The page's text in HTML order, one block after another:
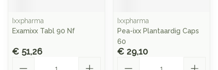
Ixxpharma
Examixx Tabl 90 Nf
€ 51,26
Ixxpharma
Pea-ixx Plantaardig Caps
60
€ 29,10